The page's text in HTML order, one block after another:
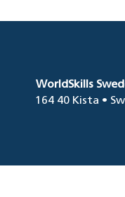
WorldSkills
164 40 Kista •